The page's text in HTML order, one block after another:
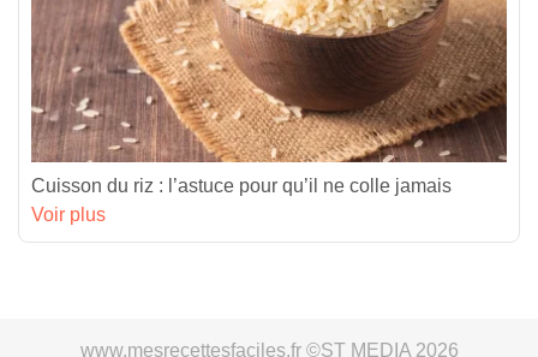
Cuisson du riz : l’astuce pour qu’il ne colle jamais
Voir plus
www.mesrecettesfaciles.fr ©ST MEDIA 2026